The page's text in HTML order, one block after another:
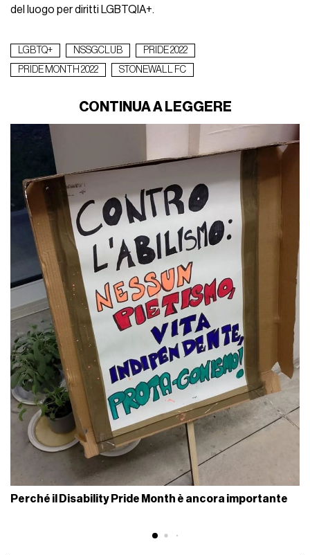
del luogo per diritti LGBTQIA+.
LGBTQ+ NSSGCLUB
PRIDE 2022
PRIDE MONTH 2022
STONEWALL FC
CONTINUA A LEGGERE
Perché il Disability Pride Month è ancora importante